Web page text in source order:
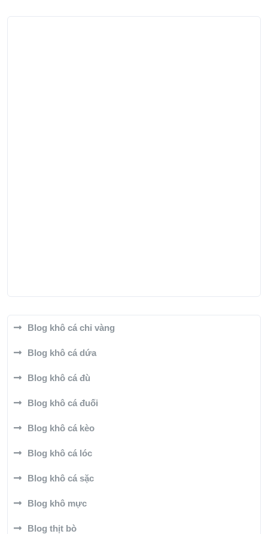
Blog khô cá chỉ vàng
Blog khô cá dứa
Blog khô cá đù
Blog khô cá đuối
Blog khô cá kèo
Blog khô cá lóc
Blog khô cá sặc
Blog khô mực
Blog thịt bò